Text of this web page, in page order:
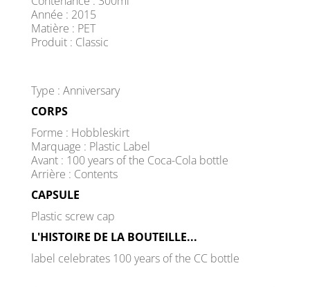
Année : 2015
Matière : PET
Produit : Classic
Type : Anniversary
CORPS
Forme : Hobbleskirt
Marquage : Plastic Label
Avant : 100 years of the Coca-Cola bottle
Arrière : Contents
CAPSULE
Plastic screw cap
L'HISTOIRE DE LA BOUTEILLE...
label celebrates 100 years of the CC bottle